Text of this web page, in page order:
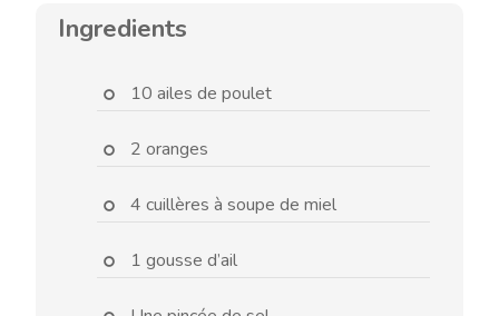
Ingredients
10 ailes de poulet
2 oranges
4 cuillères à soupe de miel
1 gousse d’ail